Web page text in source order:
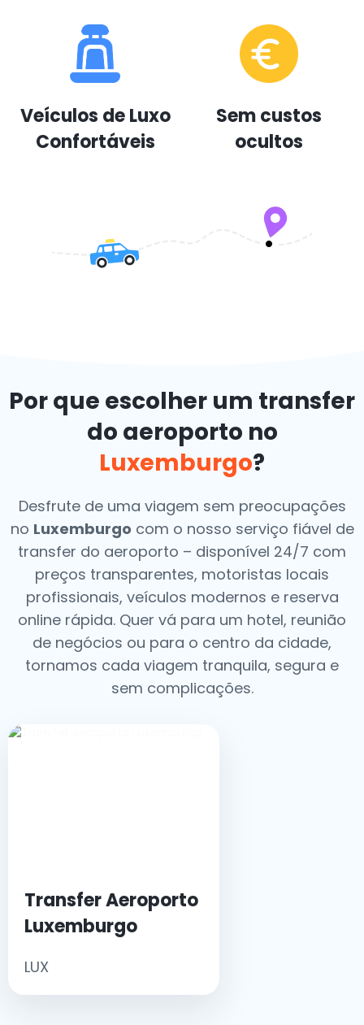
Veículos de Luxo
Confortáveis
Sem custos
ocultos
Por que escolher um transfer
do aeroporto no
Luxemburgo?
Desfrute de uma viagem sem preocupações
no Luxemburgo com o nosso serviço fiável de
transfer do aeroporto – disponível 24/7 com
preços transparentes, motoristas locais
profissionais, veículos modernos e reserva
online rápida. Quer vá para um hotel, reunião
de negócios ou para o centro da cidade,
tornamos cada viagem tranquila, segura e
sem complicações.
Transfer Aeroporto
Luxemburgo
LUX